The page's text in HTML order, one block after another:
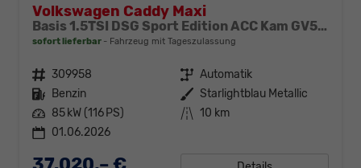
Volkswagen Caddy Maxi
Basis 1.5TSI DSG Sport Edition ACC Kam GV5 App AHK Reling
sofort lieferbar Fahrzeug mit Tageszulassung
Fahrzeugnr. 309958 Getriebe Automatik
Kraftstoff Benzin Außenfarbe Starlightblau Metallic
Leistung 85 kW (116 PS) Kilometerstand 10 km
01.06.2026